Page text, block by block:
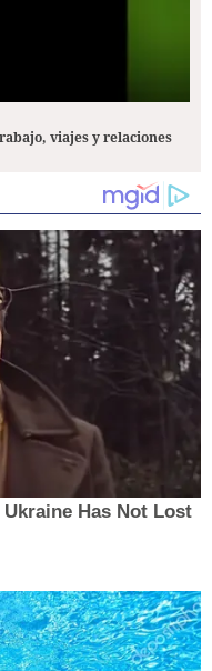
viajes y relaciones
Has Not Lost